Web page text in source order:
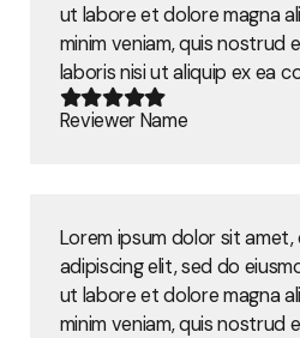
ut labore et dolore magna
minim veniam, quis nostrud
laboris nisi ut aliquip ex ea
Reviewer Name
Lorem ipsum dolor sit
adipiscing elit, sed do
ut labore et dolore magna
minim veniam, quis nostrud